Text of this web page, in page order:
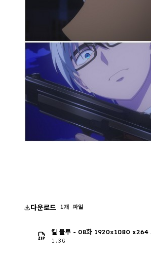
다운로드 1개 파일
킬 블루 - 08화 1920x1080 x264
1.3G